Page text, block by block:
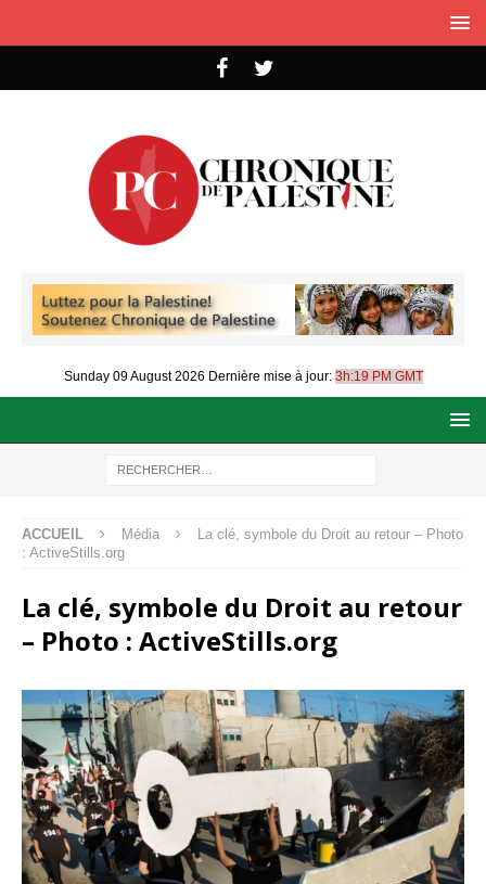
Sunday 09 August 2026 Dernière mise à jour: 3h:19 PM GMT
ACCUEIL Média
La clé, symbole du Droit au retour – Photo
: ActiveStills.org
La clé, symbole du Droit au retour
– Photo : ActiveStills.org